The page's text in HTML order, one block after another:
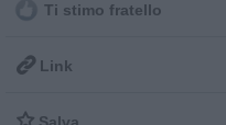
Ti stimo fratello
 Link
